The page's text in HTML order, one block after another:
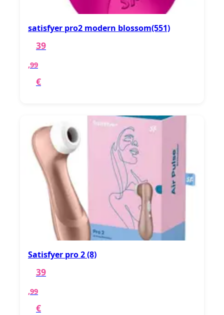
satisfyer pro2 modern blossom(551)
39
,99
€
Satisfyer pro 2 (8)
39
,99
€